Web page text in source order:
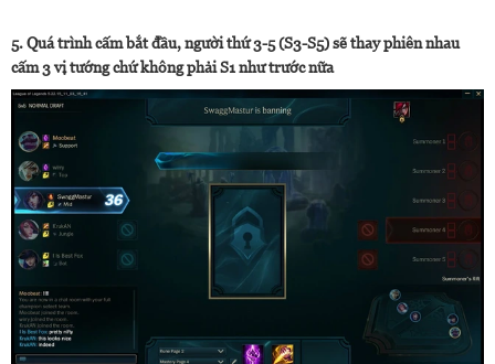
5. Quá trình cấm bắt đầu, người thứ 3-5 (S3-S5) sẽ thay phiên nhau
cấm 3 vị tướng chứ không phải S1 như trước nữa